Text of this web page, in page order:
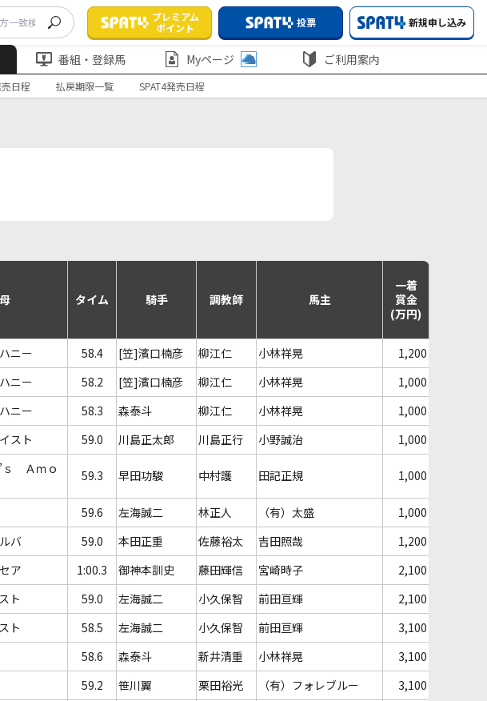
プレミアム
ポイント
投票 新規申し込み
番組・登録馬 Myページ ご利用案内
日程 払戻期限一覧 SPAT4発売日程
母 タイム 騎手 調教師 馬主
一着
賞金
(万円)
ニー 58.4 [笠]濱口楠彦 柳江仁 小林祥晃
1,200
ニー 58.2 [笠]濱口楠彦 柳江仁 小林祥晃
1,000
ニー 58.3 森泰斗 柳江仁 小林祥晃
1,000
スト 59.0 川島正太郎 川島正行 小野誠治 1,000
ｓ Ａｍｏ
59.3 早田功駿 中村護 田記正規 1,000
59.6 左海誠二 林正人 （有）太盛
1,000
バ 59.0 本田正重 佐藤裕太 吉田照哉
1,200
ア 1:00.3 御神本訓史 藤田輝信 宮崎時子
2,100
ト 59.0 左海誠二 小久保智 前田亘輝
2,100
ト 58.5 左海誠二 小久保智 前田亘輝
3,100
58.6 森泰斗 新井清重 小林祥晃
3,100
59.2 笹川翼 栗田裕光 （有）フォレブルー
3,100